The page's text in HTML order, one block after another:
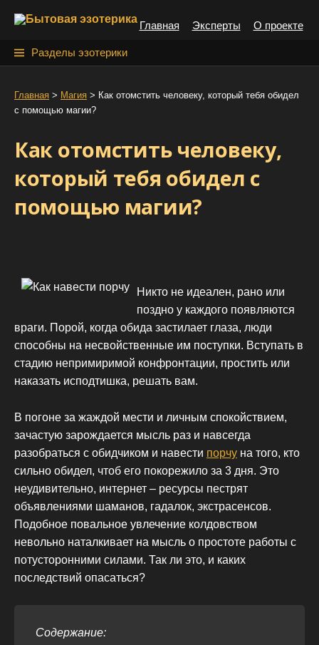
Главная Эксперты О проекте
Разделы эзотерики
й
:
Главная > Магия > Как отомстить человеку, который тебя обидел
с помощью магии?
Как отомстить человеку,
который тебя обидел с
помощью магии?
Никто не идеален, рано или
поздно у каждого появляются
враги. Порой, когда обида застилает глаза, люди
способны на несвойственные им поступки. Вступать в
стадию непримиримой конфронтации, простить или
наказать исподтишка, решать вам.
В погоне за жаждой мести и личным спокойствием,
зачастую зарождается мысль раз и навсегда
разобраться с обидчиком и навести порчу на того, кто
сильно обидел, чтоб его покорежило за 3 дня. Это
неудивительно, интернет – ресурсы пестрят
объявлениями шаманов, гадалок, экстрасенсов.
Подобное повальное увлечение колдовством
невольно наталкивает на мысль о простоте работы с
потусторонними силами. Так ли это, и каких
последствий опасаться?
Содержание: